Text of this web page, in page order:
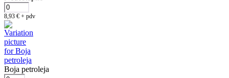
8,93 € + pdv
Boja petroleja